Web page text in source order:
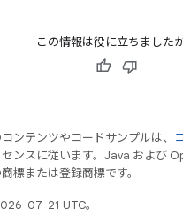
この情報は役に立ちました
ンテンツやコードサンプルは、
ンスに従います。Java および
標または登録商標です。
07-21 UTC。